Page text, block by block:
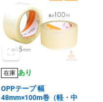
在庫 あり
OPPテープ 幅
48mm×100m巻（軽・中